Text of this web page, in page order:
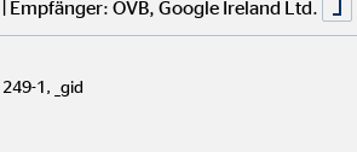
Empfänger: OVB, Google Ireland Ltd.
1, _gid